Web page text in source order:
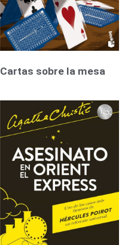
Cartas sobre la mesa